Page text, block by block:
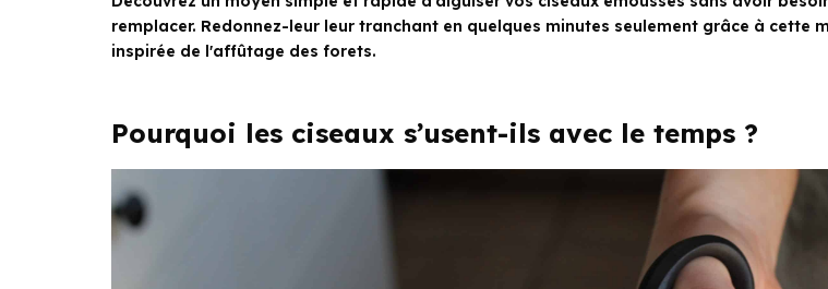
remplacer. Redonnez-leur leur tranchant en quelques minutes seulement grâce à cette
inspirée de l'affûtage des forets.
Pourquoi les ciseaux s’usent-ils avec le temps ?